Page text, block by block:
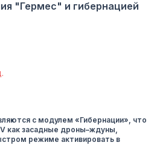
"Гермес" и гибернацией
с модулем «Гибернации», что
как засадные дроны–ждуны,
режиме активировать в